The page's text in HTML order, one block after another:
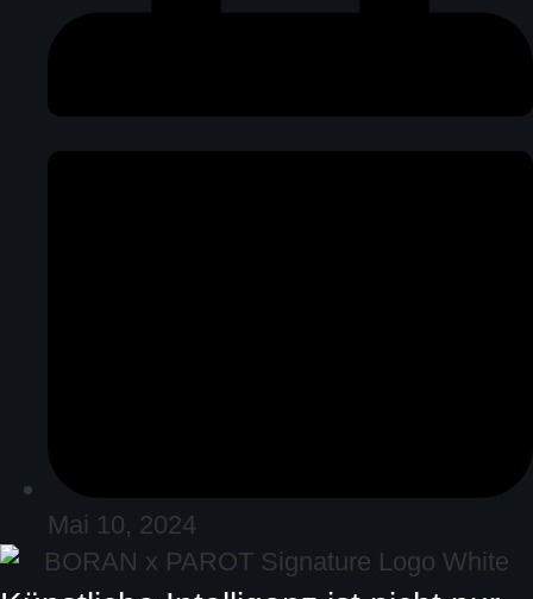
Mai 10, 2024